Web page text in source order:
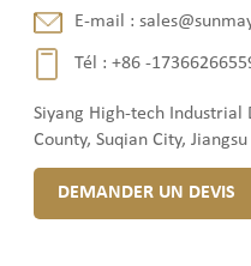
E-mail :
Tél :+86 -
Siyang High-tech Industrial
County, Suqian City,
DEMANDER UN DEVIS